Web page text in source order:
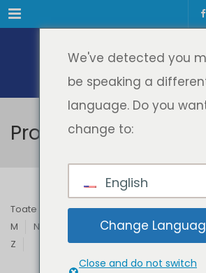
Meniul
Profesori & Invitați
Toate B C D E F G
M
N Q R S T U
Z
We've detected you
be speaking a
language. Do you
change to:
English
Change
Close and do not switch